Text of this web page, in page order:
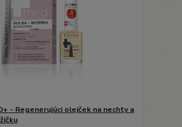
- Regenerujúci olejček na nechty a